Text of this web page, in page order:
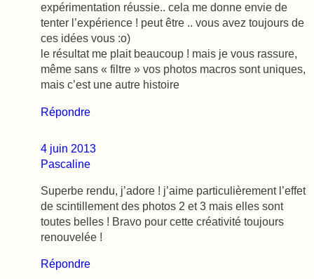
expérimentation réussie.. cela me donne envie de
tenter l’expérience ! peut être .. vous avez toujours de
ces idées vous :o)
le résultat me plait beaucoup ! mais je vous rassure,
même sans « filtre » vos photos macros sont uniques,
mais c’est une autre histoire
Répondre
4 juin 2013
Pascaline
Superbe rendu, j’adore ! j’aime particulièrement l’effet
de scintillement des photos 2 et 3 mais elles sont
toutes belles ! Bravo pour cette créativité toujours
renouvelée !
Répondre